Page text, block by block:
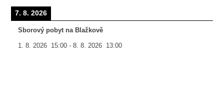
7. 8. 2026
Sborový pobyt na Blažkově
1. 8. 2026 15:00 -8. 8. 2026 13:00